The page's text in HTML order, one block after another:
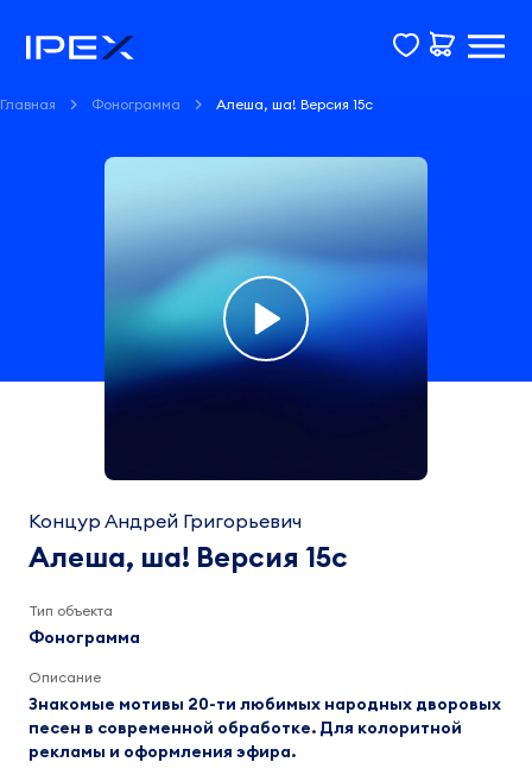
Главная Фонограмма Алеша, ша! Версия 15с
ша!
Версия
Концур
Андрей
0:16
Концур Андрей Григорьевич
Алеша, ша! Версия 15с
Тип объекта
Фонограмма
Описание
Знакомые мотивы 20-ти любимых народных дворовых
песен в современной обработке. Для колоритной
рекламы и оформления эфира.